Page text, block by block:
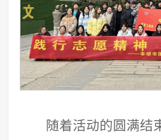
随着活动的圆满结